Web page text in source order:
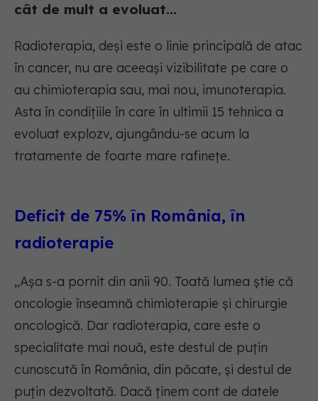
cât de mult a evoluat...
Radioterapia, deși este o linie principală de atac
în cancer, nu are aceeași vizibilitate pe care o
au chimioterapia sau, mai nou, imunoterapia.
Asta în condițiile în care în ultimii 15 tehnica a
evoluat explozv, ajungându-se acum la
tratamente de foarte mare rafinețe.
Deficit de 75% în România, în
radioterapie
„Așa s-a pornit din anii 90. Toată lumea știe că
oncologie înseamnă chimioterapie și chirurgie
oncologică. Dar radioterapia, care este o
specialitate mai nouă, este destul de puțin
cunoscută în România, din păcate, și destul de
puțin dezvoltată. Dacă ținem cont de datele